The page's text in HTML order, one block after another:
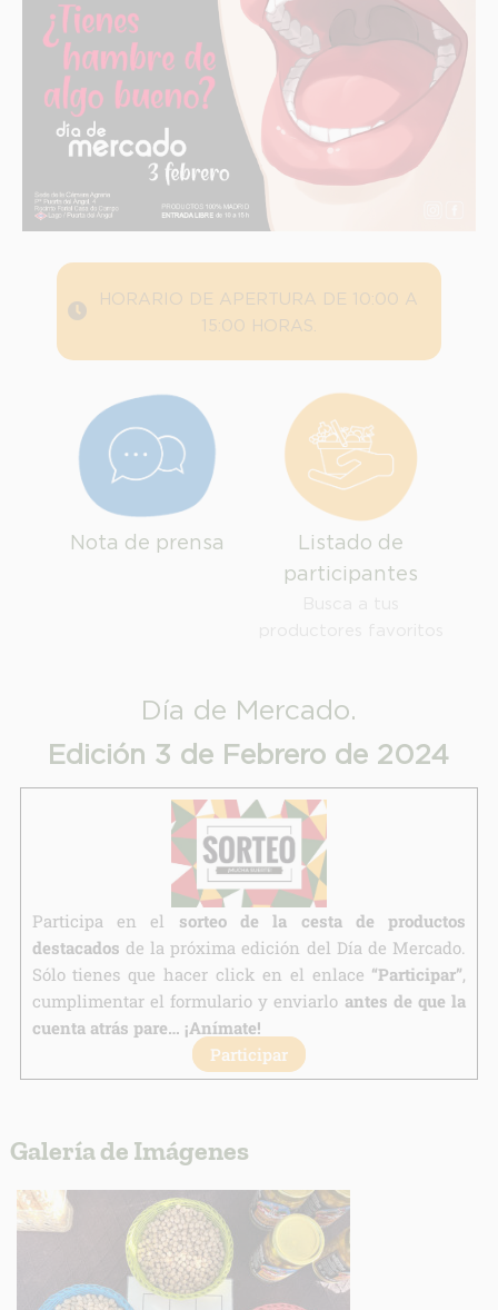
HORARIO DE APERTURA DE 10:00 A
15:00 HORAS.
Nota de prensa
Listado de
participantes
Día de Mercado.
Edición 3 de Febrero de 2024
Participa en el sorteo de la cesta de productos
destacados de la próxima edición del Día de Mercado.
Sólo tienes que hacer click en el enlace “Participar”,
cumplimentar el formulario y enviarlo antes de que la
cuenta atrás pare… ¡Anímate!
Participar
Galería de Imágenes
INFORMACION SOBRE LA PROTECCIÓN DE TUS DATOS
Destinatarios:
Información adicional
link